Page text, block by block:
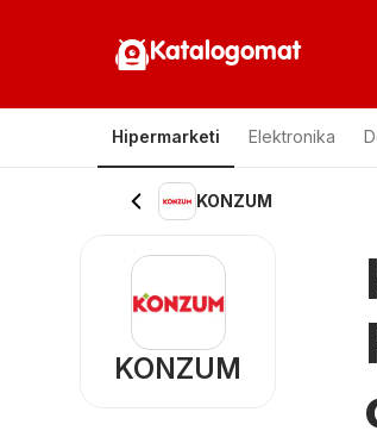
Katalogomat
Hipermarketi Elektronika
KONZUM
KONZUM